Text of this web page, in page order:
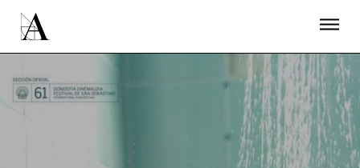
PROYECTOS
RESIDENCIAS
PRENSA
NEWSLETTER